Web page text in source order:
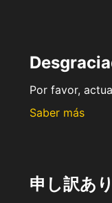
Por favor,
Saber más
申し訳あ